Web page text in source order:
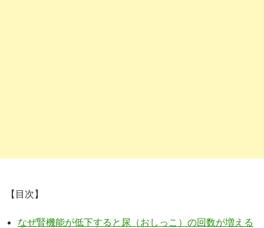
【目次】
なぜ腎機能が低下すると尿（おしっこ）の回数が増える